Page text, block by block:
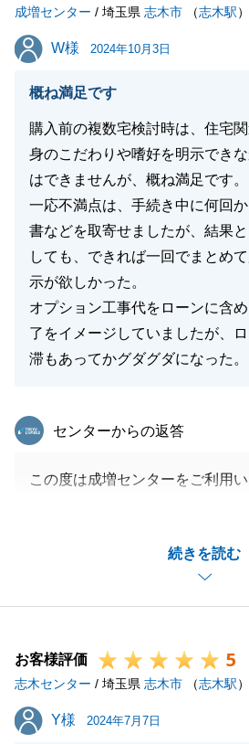
一連のステップの中で、S様にも
行っていただきスムーズにお取引
ました。
また、残代金決済後に心のこもっ
時節柄体調を崩しやすい時期と
くれぐれもご自愛専一にお過ご
S様のご友人、知人等不動産売買
っしゃいましたら、是非ご紹介
す。
今後とも東急リバブルをご愛顧
よろしくお願いを申しあげます。
成増センター / 埼玉県 志木市 （志木駅
W様
W様 2024年10月3日
概ね満足です
購入前の複数宅検討時は、住宅
身のこだわりや嗜好を明示でき
はできませんが、概ね満足です。
一応不満点は、手続き中に何回
書などを取寄せましたが、結果
しても、できれば一回でまとめ
示が欲しかった。
オプション工事代をローンに含
了をイメージしていましたが、
滞もあってかグダグダになった。
続きを読む
東急リバブル
センターからの返答
この度は成増センターをご利用
今後とも、どんな些細な事でも
お気軽にご相談くださいませ。
末永くお付き合いできますよう
この度は、本当にありがとうござ
お客様評価 5
志木センター / 埼玉県 志木市 （志木駅
Y様
Y様 2024年7月7日